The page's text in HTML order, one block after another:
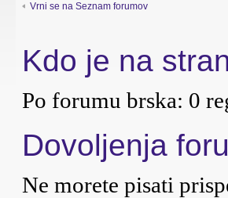
Vrni se na Seznam forumov
Kdo je na
Po forumu brska: 0
Dovoljenja
Ne morete pisati